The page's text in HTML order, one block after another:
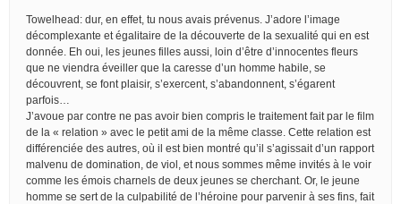
Towelhead: dur, en effet, tu nous avais prévenus. J’adore l’image
décomplexante et égalitaire de la découverte de la sexualité qui en est
donnée. Eh oui, les jeunes filles aussi, loin d’être d’innocentes fleurs
que ne viendra éveiller que la caresse d’un homme habile, se
découvrent, se font plaisir, s’exercent, s’abandonnent, s’égarent
parfois…
J’avoue par contre ne pas avoir bien compris le traitement fait par le film
de la « relation » avec le petit ami de la même classe. Cette relation est
différenciée des autres, où il est bien montré qu’il s’agissait d’un rapport
malvenu de domination, de viol, et nous sommes même invités à le voir
comme les émois charnels de deux jeunes se cherchant. Or, le jeune
homme se sert de la culpabilité de l’héroine pour parvenir à ses fins, fait